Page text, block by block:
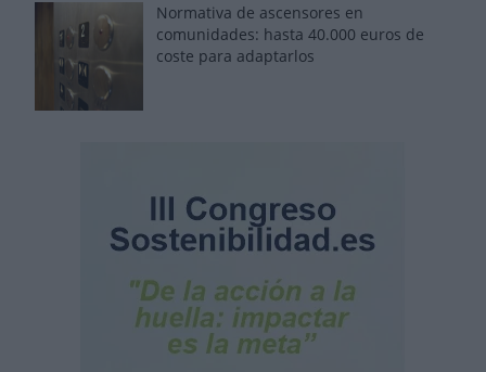
Normativa de ascensores en
comunidades: hasta 40.000 euros de
coste para adaptarlos